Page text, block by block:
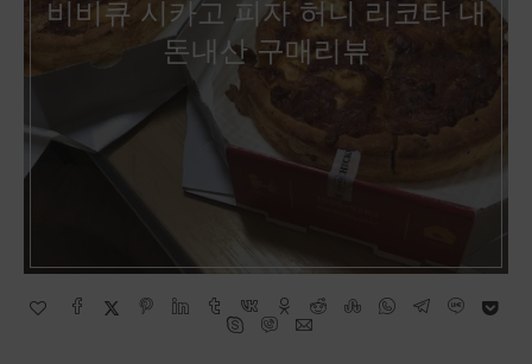
비비큐 시카고 피자 허니 리코타 내
돈내산 구매리뷰